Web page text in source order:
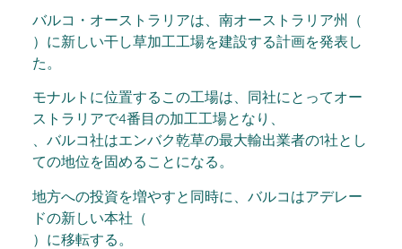
バルコ・オーストラリアは、南オーストラリア州（
）に新しい干し草加工工場を建設する計画を発表し
た。
モナルトに位置するこの工場は、同社にとってオー
ストラリアで4番目の加工工場となり、
、バルコ社はエンバク乾草の最大輸出業者の1社とし
ての地位を固めることになる。
地方への投資を増やすと同時に、バルコはアデレー
ドの新しい本社（
）に移転する。